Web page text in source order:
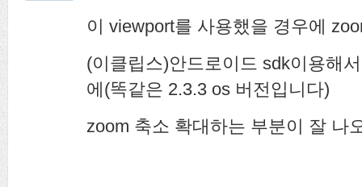
이 viewport를 사용했을 경우에
(이클립스)안드로이드 sdk이용해
에(똑같은 2.3.3 os 버전입니다)
zoom 축소 확대하는 부분이 잘 나